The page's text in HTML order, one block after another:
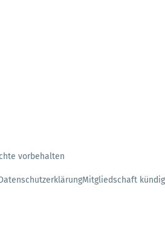
vorbehalten
Mitgliedschaft